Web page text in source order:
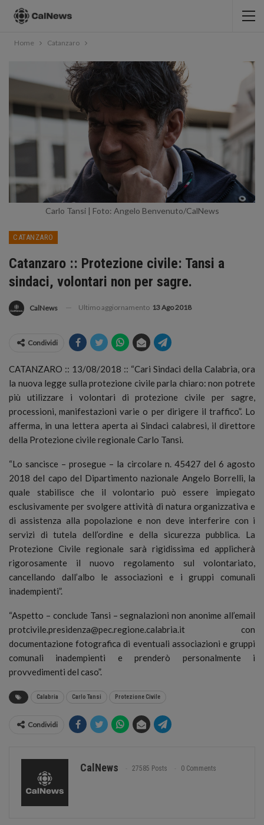
Home Catanzaro
Carlo Tansi | Foto: Angelo Benvenuto/CalNews
CATANZARO
Catanzaro :: Protezione civile: Tansi a
sindaci, volontari non per sagre.
CalNews Ultimo aggiornamento 13 Ago 2018
Condividi
CATANZARO :: 13/08/2018 :: “Cari Sindaci della Calabria, ora
la nuova legge sulla protezione civile parla chiaro: non potrete
più utilizzare i volontari di protezione civile per sagre,
processioni, manifestazioni varie o per dirigere il traffico”. Lo
afferma, in una lettera aperta ai Sindaci calabresi, il direttore
della Protezione civile regionale Carlo Tansi.
“Lo sancisce – prosegue – la circolare n. 45427 del 6 agosto
2018 del capo del Dipartimento nazionale Angelo Borrelli, la
quale stabilisce che il volontario può essere impiegato
esclusivamente per svolgere attività di natura organizzativa e
di assistenza alla popolazione e non deve interferire con i
servizi di tutela dell’ordine e della sicurezza pubblica. La
Protezione Civile regionale sarà rigidissima ed applicherà
rigorosamente il nuovo regolamento sul volontariato,
cancellando dall’albo le associazioni e i gruppi comunali
inadempienti”.
“Aspetto – conclude Tansi – segnalazioni non anonime all’email
protcivile.presidenza@pec.regione.calabria.it con
documentazione fotografica di eventuali associazioni e gruppi
comunali inadempienti e prenderò personalmente i
provvedimenti del caso”.
Calabria Carlo Tansi Protezione Civile
Condividi
CalNews 27585 Posts 0 Comments